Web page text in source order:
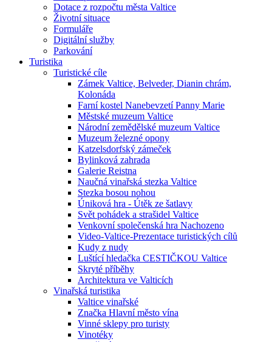
Dotace z rozpočtu města Valtice
Životní situace
Formuláře
Digitální služby
Parkování
Turistika
Turistické cíle
Zámek Valtice, Belveder, Dianin chrám,
Kolonáda
Farní kostel Nanebevzetí Panny Marie
Městské muzeum Valtice
Národní zemědělské muzeum Valtice
Muzeum železné opony
Katzelsdorfský zámeček
Bylinková zahrada
Galerie Reistna
Naučná vinařská stezka Valtice
Stezka bosou nohou
Úniková hra - Útěk ze šatlavy
Svět pohádek a strašidel Valtice
Venkovní společenská hra Nachozeno
Video-Valtice-Prezentace turistických cílů
Kudy z nudy
Luštící hledačka CESTIČKOU Valtice
Skryté příběhy
Architektura ve Valticích
Vinařská turistika
Valtice vinařské
Značka Hlavní město vína
Vinné sklepy pro turisty
Vinotéky